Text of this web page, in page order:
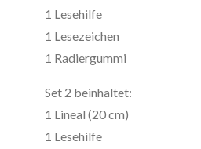
1 Lesehilfe
1 Lesezeichen
1 Radiergummi
Set 2 beinhaltet:
1 Lineal (20 cm)
1 Lesehilfe